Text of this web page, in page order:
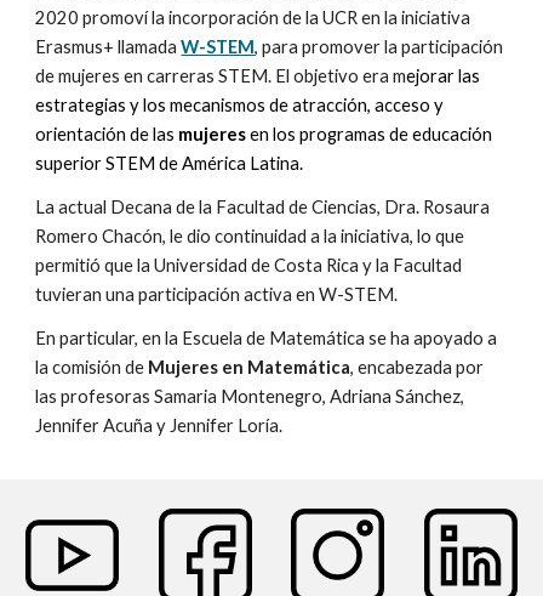
2020 promoví la incorporación de la UCR en la iniciativa
Erasmus+ llamadaW-STEM, para promover la participación
de mujeres en carreras STEM. El objetivo era mejorar las
estrategias y los mecanismos de atracción, acceso y
orientación de las mujeresen los programas de educación
superior STEM de América Latina.
La actual Decana de la Facultad de Ciencias, Dra. Rosaura
Romero Chacón, le dio continuidad a la iniciativa, lo que
permitió que la Universidad de Costa Rica y la Facultad
tuvieran una participación activa en W-STEM.
En particular, en la Escuela de Matemática se ha apoyado a
la comisión de Mujeres en Matemática, encabezada por
las profesoras Samaria Montenegro, Adriana Sánchez,
Jennifer Acuña y Jennifer Loría.